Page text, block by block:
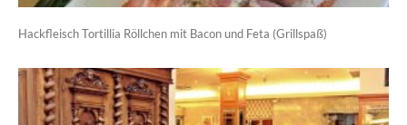
Hackfleisch Tortillia Röllchen mit Bacon und Feta (Grillspaß)